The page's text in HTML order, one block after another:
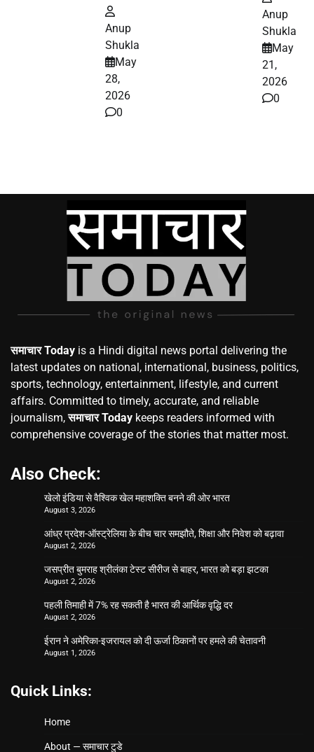
पर हुईं वायरल
Anup
Shukla
May
28,
2026
0
Anup
Shukla
May
21,
2026
0
समाचार Today is a Hindi digital news portal delivering the
latest updates on national, international, business, politics,
sports, technology, entertainment, lifestyle, and current
affairs. Committed to timely, accurate, and reliable
journalism,समाचार Today keeps readers informed with
comprehensive coverage of the stories that matter most.
Also Check:
खेलो इंडिया से वैश्विक खेल महाशक्ति बनने की ओर भारत
August 3, 2026
आंध्र प्रदेश-ऑस्ट्रेलिया के बीच चार समझौते, शिक्षा और निवेश को बढ़ावा
August 2, 2026
जसप्रीत बुमराह श्रीलंका टेस्ट सीरीज से बाहर, भारत को बड़ा झटका
August 2, 2026
पहली तिमाही में 7% रह सकती है भारत की आर्थिक वृद्धि दर
August 2, 2026
ईरान ने अमेरिका-इजरायल को दी ऊर्जा ठिकानों पर हमले की चेतावनी
August 1, 2026
Quick Links:
Home
About — समाचार टुडे